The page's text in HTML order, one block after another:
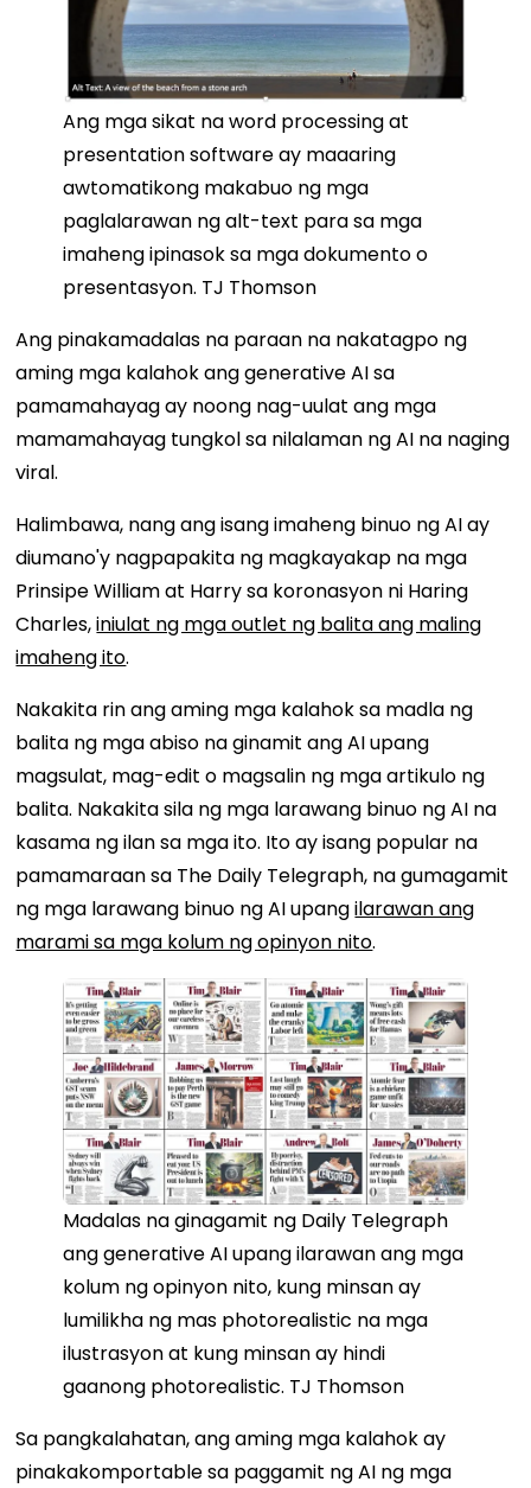
Ang mga sikat na word processing at
presentation software ay maaaring
awtomatikong makabuo ng mga
paglalarawan ng alt-text para sa mga
imaheng ipinasok sa mga dokumento o
presentasyon. TJ Thomson
Ang pinakamadalas na paraan na nakatagpo ng
aming mga kalahok ang generative AI sa
pamamahayag ay noong nag-uulat ang mga
mamamahayag tungkol sa nilalaman ng AI na naging
viral.
Halimbawa, nang ang isang imaheng binuo ng AI ay
diumano'y nagpapakita ng magkayakap na mga
Prinsipe William at Harry sa koronasyon ni Haring
Charles,iniulat ng mga outlet ng balita ang maling
imaheng ito.
Nakakita rin ang aming mga kalahok sa madla ng
balita ng mga abiso na ginamit ang AI upang
magsulat, mag-edit o magsalin ng mga artikulo ng
balita. Nakakita sila ng mga larawang binuo ng AI na
kasama ng ilan sa mga ito. Ito ay isang popular na
pamamaraan sa The Daily Telegraph, na gumagamit
ng mga larawang binuo ng AI upangilarawan ang
marami sa mga kolum ng opinyon nito.
Madalas na ginagamit ng Daily Telegraph
ang generative AI upang ilarawan ang mga
kolum ng opinyon nito, kung minsan ay
lumilikha ng mas photorealistic na mga
ilustrasyon at kung minsan ay hindi
gaanong photorealistic. TJ Thomson
Sa pangkalahatan, ang aming mga kalahok ay
pinakakomportable sa paggamit ng AI ng mga